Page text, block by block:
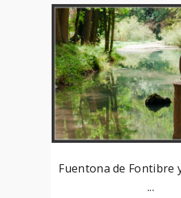
Fuentona de Fontibre
...